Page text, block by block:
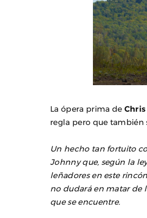
La ópera prima de Chris
regla pero que también
Un hecho tan fortuito
Johnny que, según la
leñadores en este
no dudará en matar de
que se encuentre.